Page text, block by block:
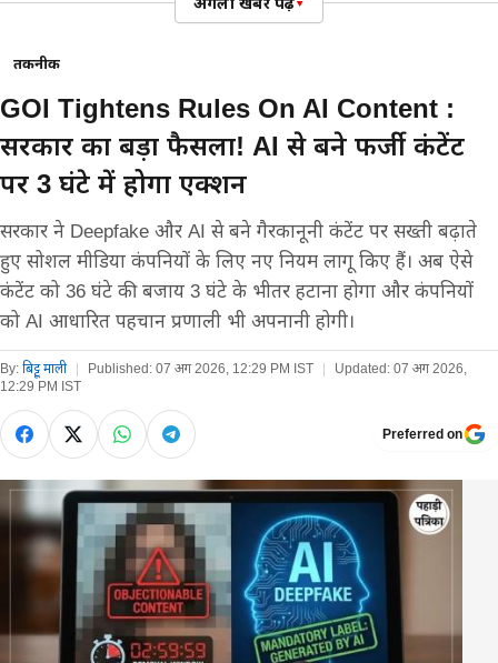
▾
तकनीक
GOI Tightens Rules On AI Content :
सरकार का बड़ा फैसला! AI से बने फर्जी कंटेंट
पर 3 घंटे में होगा एक्शन
सरकार ने Deepfake और AI से बने गैरकानूनी कंटेंट पर सख्ती बढ़ाते
हुए सोशल मीडिया कंपनियों के लिए नए नियम लागू किए हैं। अब ऐसे
कंटेंट को 36 घंटे की बजाय 3 घंटे के भीतर हटाना होगा और कंपनियों
को AI आधारित पहचान प्रणाली भी अपनानी होगी।
By: बिट्टू माली Published: 07 अग 2026, 12:29 PM IST Updated: 07 अग 2026,
12:29 PM IST
Preferred on